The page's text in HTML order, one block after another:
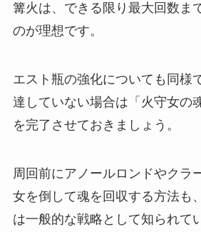
篝火は、できる限り最大回数ま
のが理想です。
エスト瓶の強化についても同様
達していない場合は「火守女の
を完了させておきましょう。
周回前にアノールロンドやクラ
女を倒して魂を回収する方法も
は一般的な戦略として知られて